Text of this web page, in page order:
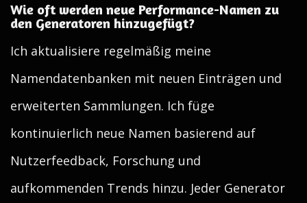
Wie oft werden neue Performance-Namen zu
den Generatoren hinzugefügt?
Ich aktualisiere regelmäßig meine
Namendatenbanken mit neuen Einträgen und
erweiterten Sammlungen. Ich füge
kontinuierlich neue Namen basierend auf
Nutzerfeedback, Forschung und
aufkommenden Trends hinzu. Jeder Generator